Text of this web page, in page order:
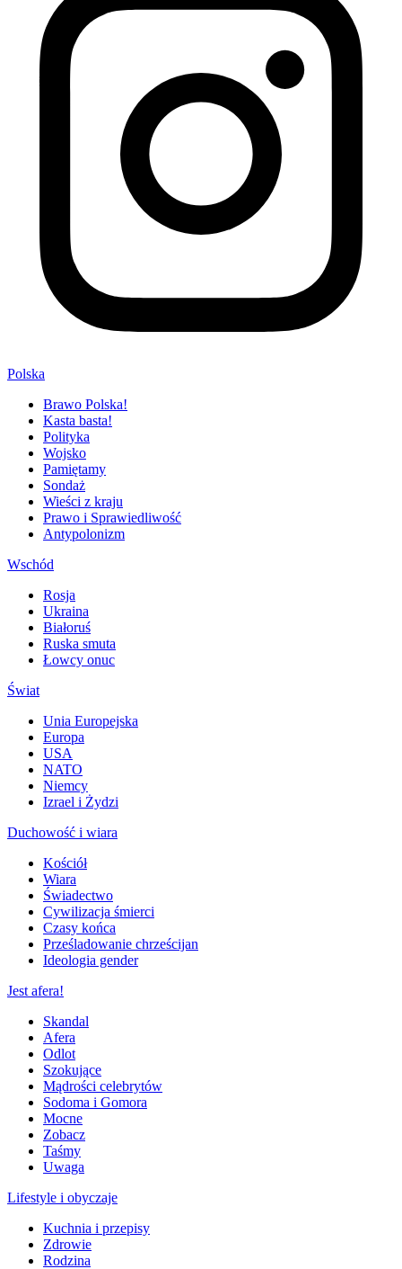
Polska
Brawo Polska!
Kasta basta!
Polityka
Wojsko
Pamiętamy
Sondaż
Wieści z kraju
Prawo i Sprawiedliwość
Antypolonizm
Wschód
Rosja
Ukraina
Białoruś
Ruska smuta
Łowcy onuc
Świat
Unia Europejska
Europa
USA
NATO
Niemcy
Izrael i Żydzi
Duchowość i wiara
Kościół
Wiara
Świadectwo
Cywilizacja śmierci
Czasy końca
Prześladowanie chrześcijan
Ideologia gender
Jest afera!
Skandal
Afera
Odlot
Szokujące
Mądrości celebrytów
Sodoma i Gomora
Mocne
Zobacz
Taśmy
Uwaga
Lifestyle i obyczaje
Kuchnia i przepisy
Zdrowie
Rodzina